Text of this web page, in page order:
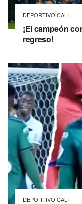
DEPORTIVO CALI
¡El campeón
regreso!
DEPORTIVO CALI